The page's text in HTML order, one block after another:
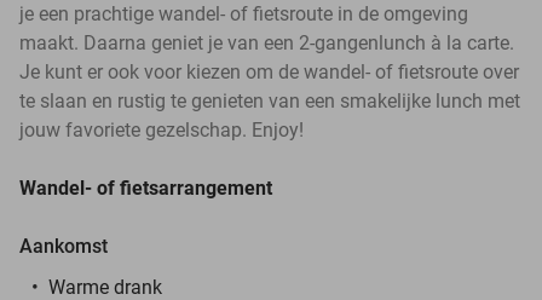
je een prachtige wandel- of fietsroute in de omgeving
maakt. Daarna geniet je van een 2-gangenlunch à la carte.
Je kunt er ook voor kiezen om de wandel- of fietsroute over
te slaan en rustig te genieten van een smakelijke lunch met
jouw favoriete gezelschap. Enjoy!
Wandel- of fietsarrangement
Aankomst
Warme drank